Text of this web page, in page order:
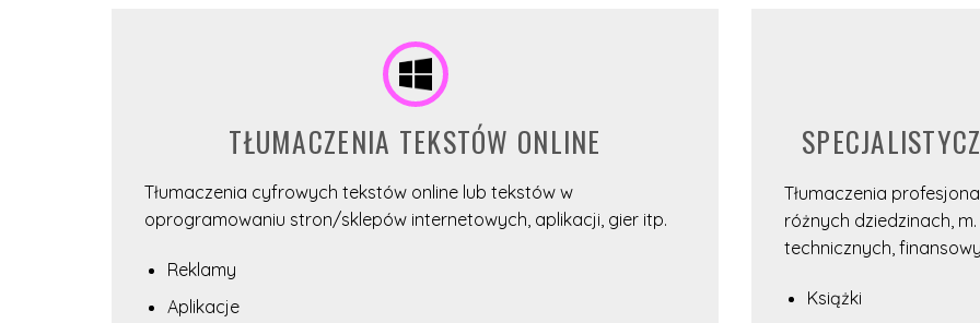
TŁUMACZENIA TEKSTÓW ONLINE
Tłumaczenia cyfrowych tekstów online lub tekstów w
oprogramowaniu stron/sklepów internetowych, aplikacji, gier itp.
Reklamy
Aplikacje
Tłumaczenia
różnych dziedzinach,
technicznych,
Książki